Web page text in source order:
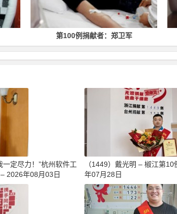
第200例捐献者：柳蓓蕾
一定尽力！”杭州软件工
2026年08月03日
（1449）戴光明 – 椒江第
年07月28日